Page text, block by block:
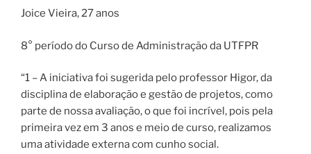
Joice Vieira, 27 anos
8° período do Curso de Administração da UTFPR
“1 – A iniciativa foi sugerida pelo professor Higor, da
disciplina de elaboração e gestão de projetos, como
parte de nossa avaliação, o que foi incrível, pois pela
primeira vez em 3 anos e meio de curso, realizamos
uma atividade externa com cunho social.